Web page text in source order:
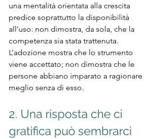
una mentalità orientata alla crescita
predice soprattutto la disponibilità
all’uso: non dimostra, da sola, che la
competenza sia stata trattenuta.
L’adozione mostra che lo strumento
viene accettato; non dimostra che le
persone abbiano imparato a ragionare
meglio senza di esso.
2. Una risposta che ci
gratifica può sembrarci